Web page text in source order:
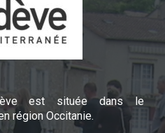
est située dans le
région Occitanie.